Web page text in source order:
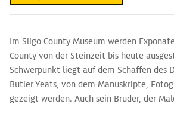
Im Sligo County Museum werden
County von der Steinzeit bis heute
Schwerpunkt liegt auf dem Schaffen des
Butler Yeats, von dem Manuskripte,
gezeigt werden. Auch sein Bruder, der